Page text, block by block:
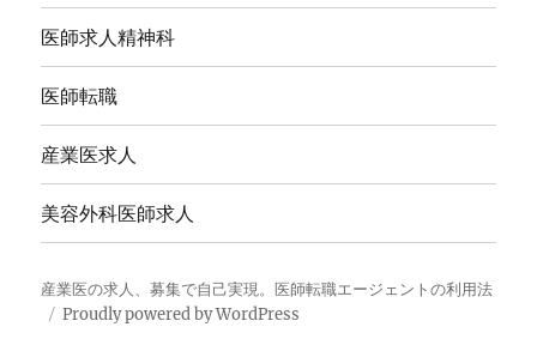
医師求人精神科
医師転職
産業医求人
美容外科医師求人
産業医の求人、募集で自己実現。医師転職エージェントの利用法
Proudly powered by WordPress